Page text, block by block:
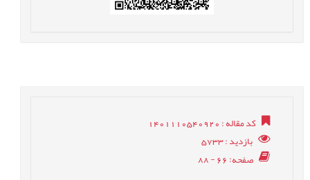
کد مقاله: 1401110540920
بازدید: 5733
صفحه: 66 - 88